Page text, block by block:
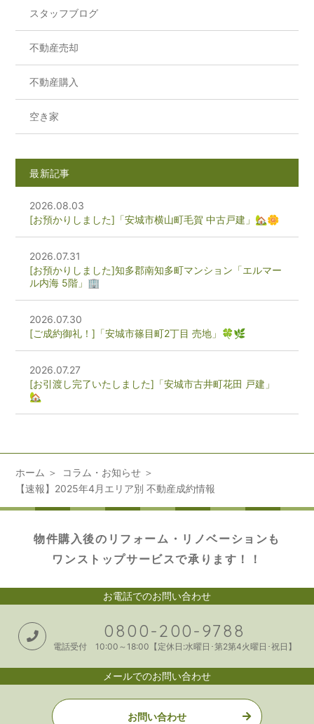
スタッフブログ
不動産売却
不動産購入
空き家
最新記事
2026.08.03
[お預かりしました]「安城市横山町毛賀 中古戸建」🏡🌼
2026.07.31
[お預かりしました]知多郡南知多町マンション「エルマー
ル内海 5階」🏢
2026.07.30
[ご成約御礼！]「安城市篠目町2丁目 売地」🍀🌿
2026.07.27
[お引渡し完了いたしました]「安城市古井町花田 戸建」
🏡
ホーム
コラム・お知らせ
【速報】2025年4月エリア別 不動産成約情報
物件購入後のリフォーム・リノベーションも
ワンストップサービスで承ります！！
お電話でのお問い合わせ
0800-200-9788
電話受付 10:00～18:00【定休日:水曜日･第2第4火曜日･祝日】
メールでのお問い合わせ
お問い合わせ